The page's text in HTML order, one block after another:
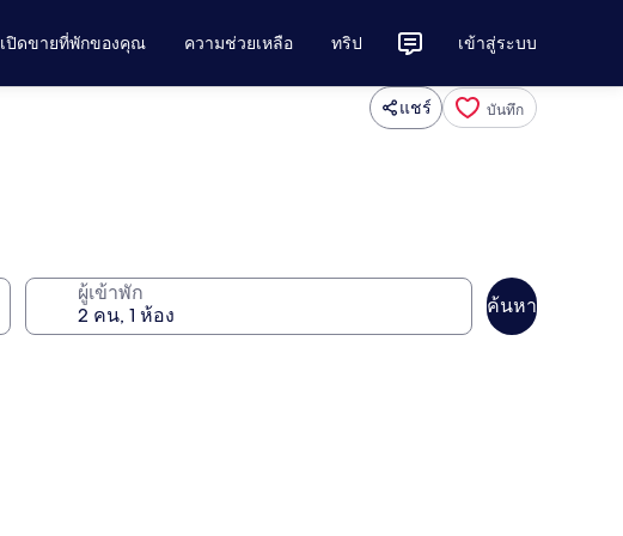
เปิดขายที่พักของคุณ ความช่วยเหลือ ทริป เข้าสู่ระบบ
แชร์ บันทึก
ผู้เข้าพัก
ค้นหา